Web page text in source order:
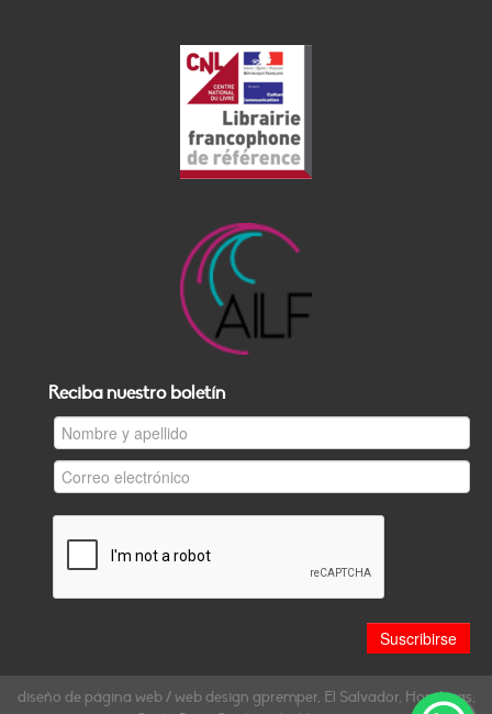
Reciba nuestro boletín
diseño de página web / web design gpremper, El Salvador, Honduras,